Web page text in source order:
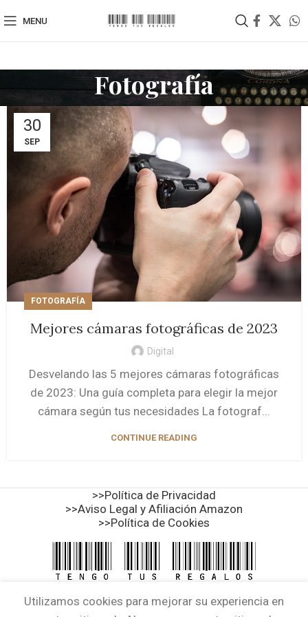
MENU
Fotografía
30
SEP
FOTOGRAFÍA
Mejores cámaras fotográficas de 2023
Digital
Desvelando las 5 mejores cámaras fotográficas
de 2023: Una guía completa para elegir la mejor
cámara según tus necesidades La fotograf...
CONTINUE READING
>>Política de Privacidad
>>Aviso Legal y Afiliación Amazon
>>Política de Cookies
Utilizamos cookies para mejorar su experiencia en